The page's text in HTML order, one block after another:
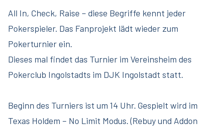
All In, Check, Raise – diese Begriffe kennt jeder
Pokerspieler. Das Fanprojekt lädt wieder zum
Pokerturnier ein.
Dieses mal findet das Turnier im Vereinsheim des
Pokerclub Ingolstadts im DJK Ingolstadt statt.
Beginn des Turniers ist um 14 Uhr. Gespielt wird im
Texas Holdem – No Limit Modus. (Rebuy und Addon